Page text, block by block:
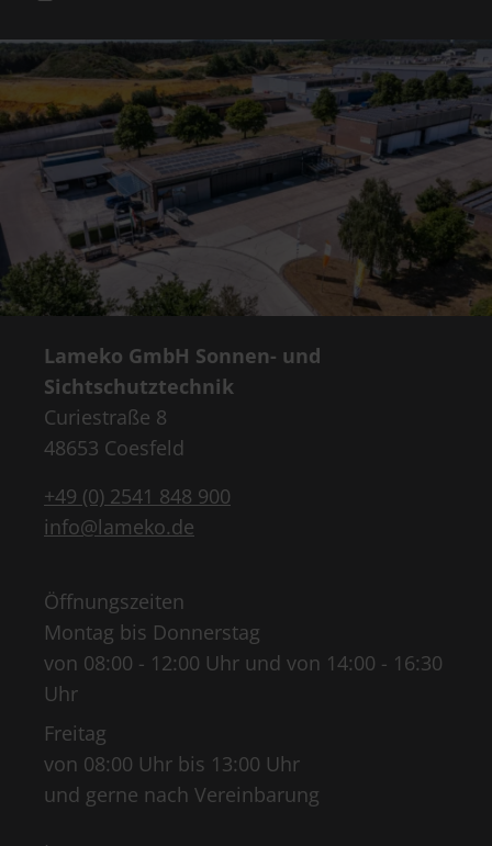
Lameko GmbH Sonnen- und
Sichtschutztechnik
Curiestraße 8
48653 Coesfeld
+49 (0) 2541 848 900
info@lameko.de
Öffnungszeiten
Montag bis Donnerstag
von 08:00 - 12:00 Uhr und von 14:00 - 16:30
Uhr
Freitag
von 08:00 Uhr bis 13:00 Uhr
und gerne nach Vereinbarung